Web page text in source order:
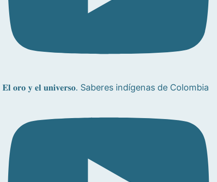
𝐄𝐥 𝐨𝐫𝐨 𝐲 𝐞𝐥 𝐮𝐧𝐢𝐯𝐞𝐫𝐬𝐨. Saberes indígenas de Colombia